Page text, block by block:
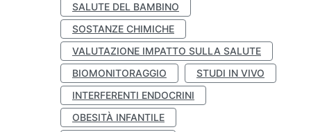
SALUTE DEL BAMBINO
SOSTANZE CHIMICHE
VALUTAZIONE IMPATTO SULLA SALUTE
BIOMONITORAGGIO
STUDI IN VIVO
INTERFERENTI ENDOCRINI
OBESITÀ INFANTILE